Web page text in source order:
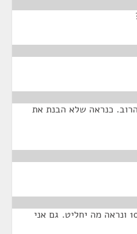
כנראה שלא הבנת את
אנחנו נקיים הצבעה בשעה 10:50 ונראה מה יחליט. גם אני